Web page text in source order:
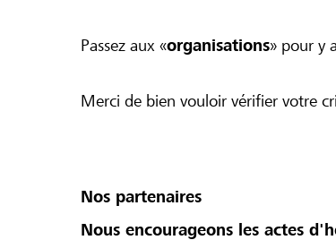
Passez aux «organisations» pour y
Merci de bien vouloir vérifier votre
Nos partenaires
Nous encourageons les actes